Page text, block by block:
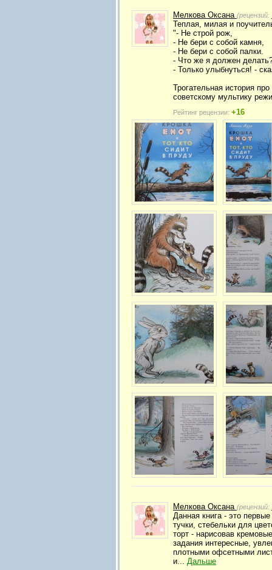
Мелкова Оксана (рецензий:
Теплая, милая и
"- Не строй рож,
- Не бери с собой камня,
- Не бери с собой палки.
- Что же я должен
- Только улыбнуться! -
Трогательная история
советскому мультику
Рейтинг рецензии: +16
Мелкова Оксана (рецензий:
Данная книга - это
тучки, стебельки для
торт - нарисовав
задания интересные,
плотными офсетными
и... Дальше